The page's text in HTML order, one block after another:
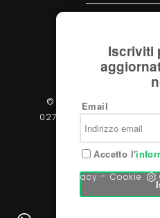
© 2026 - Perbellini
02783400233 - Via
d'Azzano
Privacy-Cookie
Iscriviti
Email
Accetto l'